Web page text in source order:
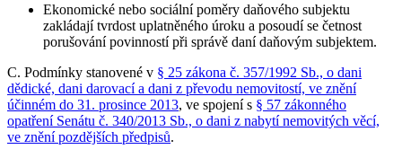
Ekonomické nebo sociální poměry daňového subjektu
zakládají tvrdost uplatněného úroku a posoudí se četnost
porušování povinností při správě daní daňovým subjektem.
C. Podmínky stanovené v § 25 zákona č. 357/1992 Sb., o dani
dědické, dani darovací a dani z převodu nemovitostí, ve znění
účinném do 31. prosince 2013, ve spojení s § 57 zákonného
opatření Senátu č. 340/2013 Sb., o dani z nabytí nemovitých věcí,
ve znění pozdějších předpisů.